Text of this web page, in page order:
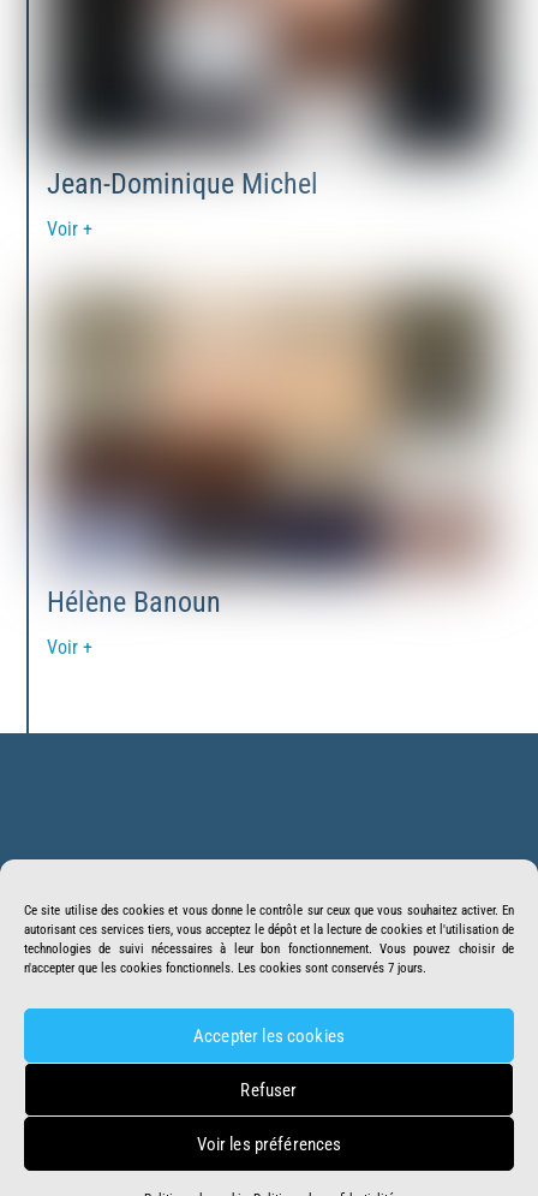
Ce site utilise des cookies et vous donne le contrôle sur ceux que vous souhaitez activer. En
autorisant ces services tiers, vous acceptez le dépôt et la lecture de cookies et l'utilisation de
technologies de suivi nécessaires à leur bon fonctionnement. Vous pouvez choisir de
n'accepter que les cookies fonctionnels. Les cookies sont conservés 7 jours.
Accepter les cookies
Refuser
Voir les préférences
Jean-Dominique Michel
Voir +
Hélène Banoun
Voir +
To
Top
Suivez-nous Facebook Twitter
Youtube Telegram Crowdbunker
Mentions légales
DOSSIER DNC
Faire un Don Contact